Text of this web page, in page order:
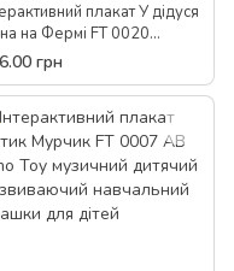
плакат У дідуся
на Фермі FT 0020
іграшки для дітей
тварин казки пісні ігри
грн